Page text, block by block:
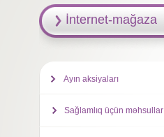
İnternet-mağaza
Ayın aksiyaları
Sağlamlıq üçün məhsullar